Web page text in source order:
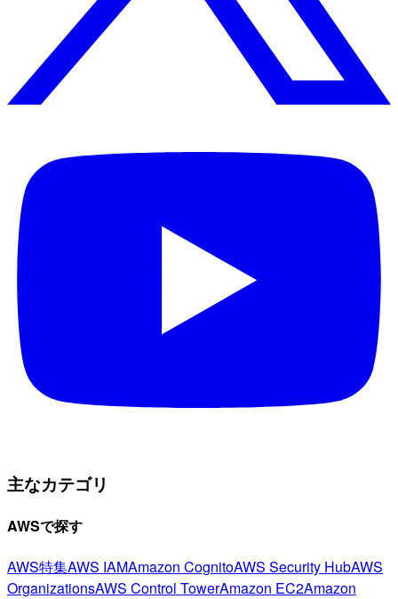
主なカテゴリ
AWSで探す
AWS特集AWS IAMAmazon CognitoAWS Security HubAWS
OrganizationsAWS Control TowerAmazon EC2Amazon